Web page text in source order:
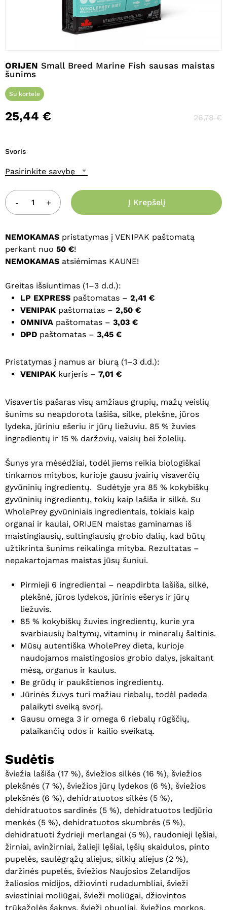
ORIJEN Small Breed Marine Fish sausas maistas
šunims
Su kortele
25,44 € 26,78€
Svoris
Pasirinkite savybę
Į Krepšelį
NEMOKAMAS pristatymas į VENIPAK paštomatą
perkant nuo 50 €!
NEMOKAMAS atsiėmimas KAUNE!
Greitas išsiuntimas (1–3 d.d.):
LP EXPRESS paštomatas – 2,41 €
VENIPAK paštomatas – 2,50 €
OMNIVA paštomatas – 3,03 €
DPD paštomatas – 3,45 €
Pristatymas į namus ar biurą (1–3 d.d.):
VENIPAK kurjeris – 7,01 €
Visavertis pašaras visų amžiaus grupių, mažų veislių
šunims su neapdorota lašiša, silke, plekšne, jūros
lydeka, jūriniu ešeriu ir jūrų liežuviu. 85 % žuvies
ingredientų ir 15 % daržovių, vaisių bei žolelių.
Šunys yra mėsėdžiai, todėl jiems reikia biologiškai
tinkamos mitybos, kurioje gausu įvairių visaverčių
gyvūninių ingredientų. Sudėtyje yra 85 % kokybiškų
gyvūninių ingredientų, tokių kaip lašiša ir silkė. Su
WholePrey gyvūniniais ingredientais, tokiais kaip
organai ir kaulai, ORIJEN maistas gaminamas iš
maistingiausių, sultingiausių grobio dalių, kad būtų
užtikrinta šunims reikalinga mityba. Rezultatas –
nepakartojamas maistas jūsų šuniui.
Pirmieji 6 ingredientai – neapdirbta lašiša, silkė,
plekšnė, jūros lydekos, jūrinis ešerys ir jūrų
liežuvis.
85 % kokybiškų žuvies ingredientų, kurie yra
svarbiausių baltymų, vitaminų ir mineralų šaltinis.
Mūsų autentiška WholePrey dieta, kurioje
naudojamos maistingosios grobio dalys, įskaitant
mėsą, organus ir kaulus.
Be grūdų ir paukštienos ingredientų.
Jūrinės žuvys turi mažiau riebalų, todėl padeda
palaikyti sveiką svorį.
Gausu omega 3 ir omega 6 riebalų rūgščių,
palaikančių odos ir kailio sveikatą.
Sudėtis
šviežia lašiša (17 %), šviežios silkės (16 %), šviežios
plekšnės (7 %), šviežios jūrų lydekos (6 %), šviežios
plekšnės (6 %), dehidratuotos silkės (5 %),
dehidratuotos sardinės (5 %), dehidratuotos ledjūrio
menkės (5 %), dehidratuotos skumbrės (5 %),
dehidratuoti žydrieji merlangai (5 %), raudonieji lęšiai,
žirniai, avinžirniai, žalieji lęšiai, lęšių skaidulos, pinto
pupelės, saulėgrąžų aliejus, silkių aliejus (2 %),
daržinės pupelės, šviežios Naujosios Zelandijos
žaliosios midijos, džiovinti rudadumbliai, švieži
sviestiniai moliūgai, švieži moliūgai, džiovintos
trūkažolės šaknys, švieži obuoliai, šviežios morkos,
Pavadinimas
parašyti komentarą.